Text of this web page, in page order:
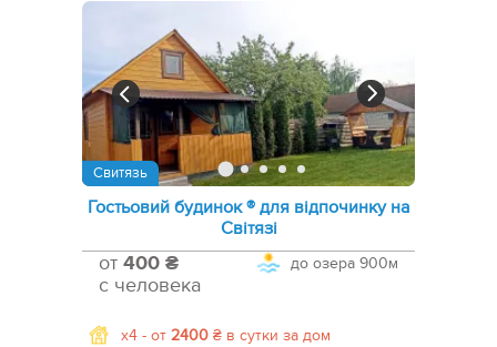
Свитязь
Гостьовий будинок ® для відпочинку на
Світязі
до озера 900м
от 400 ₴
с человека
x4 - от 2400 ₴ в сутки за дом